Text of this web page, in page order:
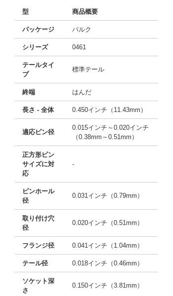
型 商品概要
パッケージ バルク
シリーズ 0461
テールタイ
プ
標準テール
終端 はんだ
長さ - 全体 0.450インチ（11.43mm）
適応ピン径
0.015インチ～0.020インチ
（0.38mm～0.51mm）
正方形ピン
サイズに対
応
-
ピンホール
径
0.031インチ（0.79mm）
取り付け穴
径
0.020インチ（0.51mm）
フランジ径 0.041インチ（1.04mm）
テール径 0.018インチ（0.46mm）
ソケット深
さ
0.150インチ（3.81mm）